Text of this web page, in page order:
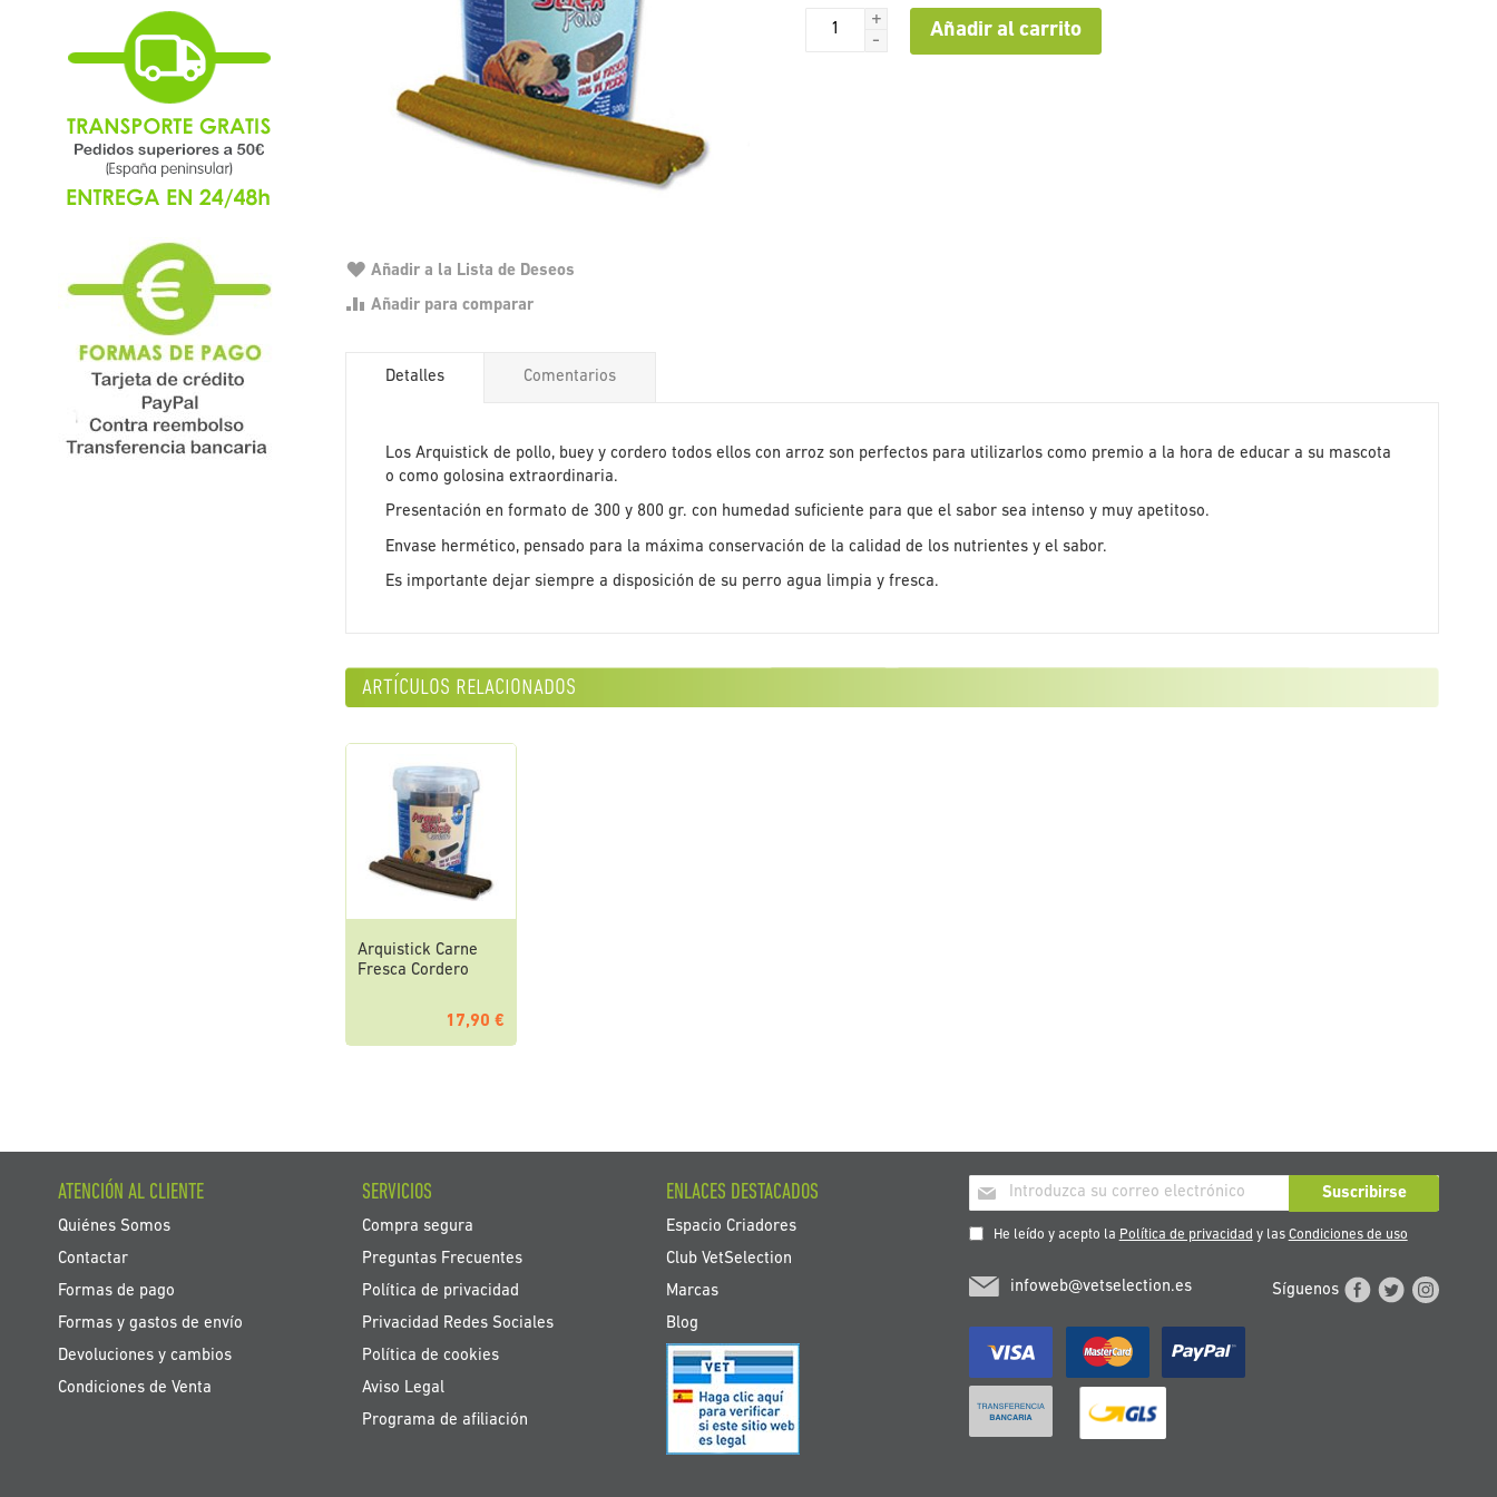
+
-
Añadir al carrito
Añadir a la Lista de Deseos
Añadir para comparar
la
imágenes
Detalles
Los Arquistick de pollo, buey y cordero todos ellos con arroz son perfectos para utilizarlos como premio a la hora de educar a su mascota
o como golosina extraordinaria.
Presentación en formato de 300 y 800 gr. con humedad suficiente para que el sabor sea intenso y muy apetitoso.
Envase hermético, pensado para la máxima conservación de la calidad de los nutrientes y el sabor.
Es importante dejar siempre a disposición de su perro agua limpia y fresca.
Comentarios
artículos relacionados
Arquistick Carne
Fresca Cordero
17,90 €
Inscríbase
a
nuestro
de
Suscribirse
He leído y acepto la Política de privacidad y las Condiciones de uso
ATENCIÓN AL CLIENTE
Quiénes Somos
Contactar
Formas de pago
Formas y gastos de envío
Devoluciones y cambios
Condiciones de Venta
SERVICIOS
Compra segura
Preguntas Frecuentes
Política de privacidad
Privacidad Redes Sociales
Política de cookies
Aviso Legal
Programa de afiliación
ENLACES DESTACADOS
Espacio Criadores
Club VetSelection
Marcas
Blog
infoweb@vetselection.es Síguenos